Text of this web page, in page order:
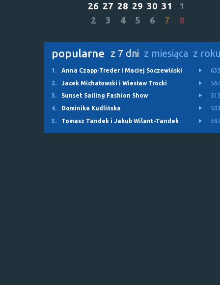
26 27 28 29 30 31
1
2
3 4 5 6 7 8
popularne z 7 dni z miesiąca z
1. Anna Czapp-Treder i Maciej Soczewiński
2.
Jacek Michałowski i Wiesław Trocki
3.
Sunset Sailing Fashion Show
4.
Dominika Kudlińska
5.
Tomasz Tandek i Jakub Wilant-Tandek